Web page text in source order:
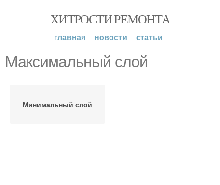
ХИТРОСТИ РЕМОНТА
главная новости статьи
Максимальный слой
Минимальный слой